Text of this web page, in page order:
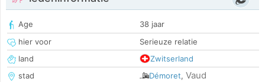
Age
38 jaar
hier voor
Serieuze relatie
land
Zwitserland
stad
Démoret, Vaud